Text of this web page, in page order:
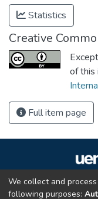
Statistics
Creative
of this
Full item page
We collect and
following purposes: